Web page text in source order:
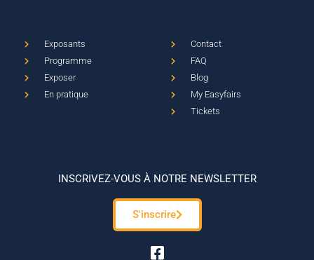
Exposants
Programme
Exposer
En pratique
Contact
FAQ
Blog
My Easyfairs
Tickets
INSCRIVEZ-VOUS À NOTRE NEWSLETTER
S'inscrire